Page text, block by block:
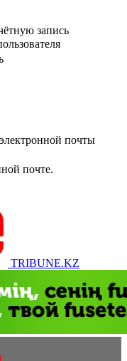
запись
почты
почте.
TRIBUNE.KZ